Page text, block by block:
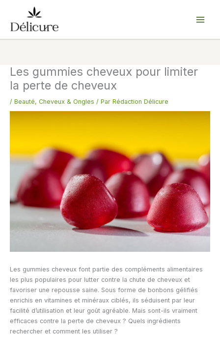
contenu
Les gummies cheveux pour limiter
la perte de cheveux
/ Beauté, Cheveux & Ongles / Par Rédaction Délicure
Les gummies cheveux font partie des compléments alimentaires
les plus populaires pour lutter contre la chute de cheveux et
favoriser une repousse saine. Sous forme de bonbons gélifiés
enrichis en vitamines et minéraux ciblés, ils séduisent par leur
facilité d’utilisation et leur goût agréable. Mais sont-ils vraiment
efficaces contre la perte de cheveux ? Quels ingrédients
rechercher et comment les utiliser ?